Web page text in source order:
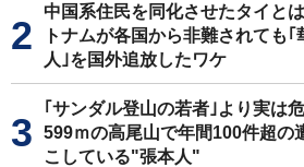
中国系住民を同化させたタイと
トナムが各国から非難されても｢
人｣を国外追放したワケ
｢サンダル登山の若者｣より実は
599ｍの高尾山で年間100件超の
こしている"張本人"